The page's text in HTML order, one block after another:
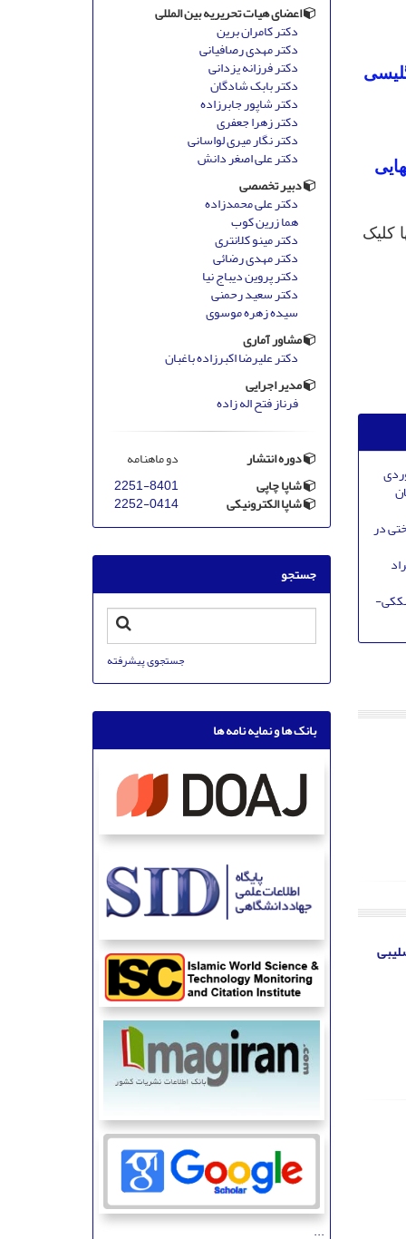
کلیک
در
اعضای هیات تحریریه بین المللی
دکتر کامران برین
دکتر مهدی رصافیانی
دکتر فرزانه یزدانی
دکتر بابک شادگان
دکتر شاپور جابرزاده
دکتر زهرا جعفری
دکتر نگار میری لواسانی
دکتر علی اصغر دانش
دبیر تخصصی
دکتر علی محمدزاده
هما زرین کوب
دکتر مینو کلانتری
دکتر مهدی رضائی
دکتر پروین دیباج نیا
دکتر سعید رحمنی
سیده زهره موسوی
مشاور آماری
دکتر علیرضا اکبرزاده باغبان
مدیر اجرایی
فرناز فتح اله زاده
دوره انتشار
دو ماهنامه
شاپا چاپی
2251-8401
شاپا الکترونیکی 2252-0414
جستجو
جستجوی پیشرفته
بانک ها و نمایه نامه ها
...